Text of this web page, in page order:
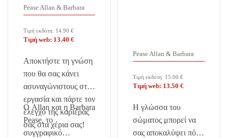
Pease Allan & Barbara
Τιμή εκδότη: 14.90 €
Τιμή web: 13.40 €
Aποκτήστε τη γνώση
που θα σας κάνει
ασυναγώνιστους στην
εργασία και πάρτε τον
έλεγχο της καριέρας
σας στα χέρια σας!
O Allan και η Barbara
Pease, το
συγγραφικό…
Pease Allan & Barbara
Τιμή εκδότη: 15.00 €
Τιμή web: 13.50 €
Η γλώσσα του
σώματος μπορεί να
σας αποκαλύψει πότε